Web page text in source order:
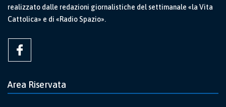
realizzato dalle redazioni giornalistiche del settimanale «la Vita
Cattolica» e di «Radio Spazio».
Area Riservata